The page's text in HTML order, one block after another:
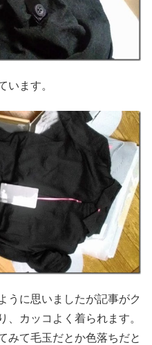
います。
うに思いましたが記事がク
、カッコよく着られます。
みて毛玉だとか色落ちだと